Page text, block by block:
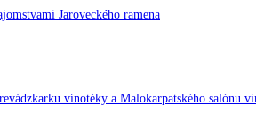
Jaroveckého ramena
vínotéky a Malokarpatského salónu